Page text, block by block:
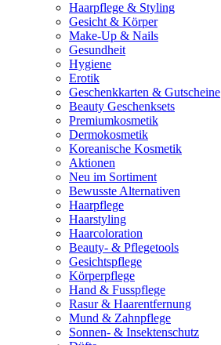
Haarpflege & Styling
Gesicht & Körper
Make-Up & Nails
Gesundheit
Hygiene
Erotik
Geschenkkarten & Gutscheine
Beauty Geschenksets
Premiumkosmetik
Dermokosmetik
Koreanische Kosmetik
Aktionen
Neu im Sortiment
Bewusste Alternativen
Haarpflege
Haarstyling
Haarcoloration
Beauty- & Pflegetools
Gesichtspflege
Körperpflege
Hand & Fusspflege
Rasur & Haarentfernung
Mund & Zahnpflege
Sonnen- & Insektenschutz